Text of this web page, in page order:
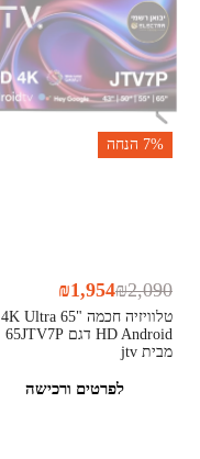
7% הנחה
טלוויזיה חכמה "65 4K Ultra
HD Android דגם 65JTV7P
מבית jtv
₪2,090
₪1,954
לפרטים ורכישה